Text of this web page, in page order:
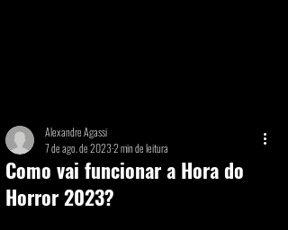
Como vai funcionar a Hora do
Horror 2023?
Alexandre Agassi
7 de ago. de 20232 min de leitura